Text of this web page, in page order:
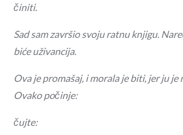
činiti.
Sad sam završio svoju ratnu knjigu.
biće uživancija.
Ova je promašaj, i morala je biti, jer ju je
Ovako počinje:
čujte: